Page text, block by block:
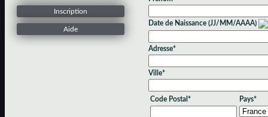
Inscription
Aide
Date de Naissance (JJ/MM/AAAA)
Adresse*
Ville*
Code Postal* Pays*